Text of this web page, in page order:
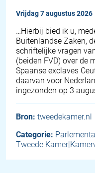
vrijdag 7 augustus 2026
… Hierbij bied ik u,
Buitenlandse Zaken,
schriftelijke vragen
(beiden FVD) over de
Spaanse exclaves
daarvan voor
ingezonden op 3
Bron: tweedekamer.nl
Categorie:
Tweede